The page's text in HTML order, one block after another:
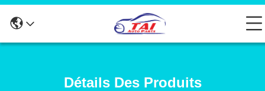
Détails Des Produits